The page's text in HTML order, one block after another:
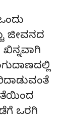
ಜೀವನದ
ಖಿನ್ನವಾಗಿ
ಒರಗಿ